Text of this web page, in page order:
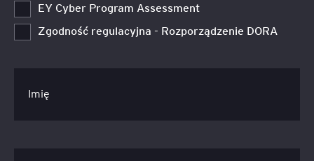
EY Cyber Program Assessment
Zgodność regulacyjna - Rozporządzenie DORA
Imię